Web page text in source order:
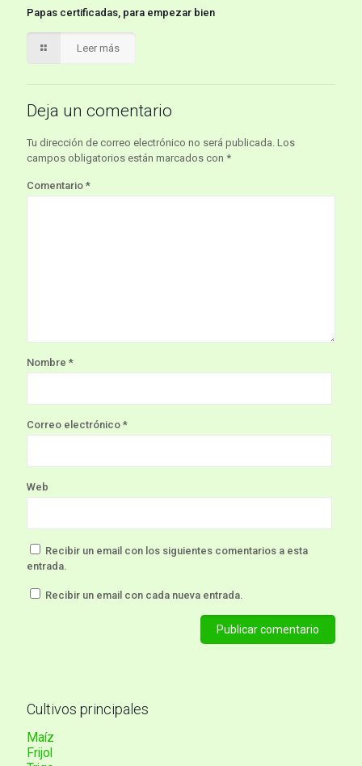
Papas certificadas, para empezar bien
Leer más
Deja un comentario
Tu dirección de correo electrónico no será publicada. Los
campos obligatorios están marcados con *
Comentario *
Nombre *
Correo electrónico *
Web
Recibir un email con los siguientes comentarios a esta
entrada.
Recibir un email con cada nueva entrada.
Cultivos principales
Maíz
Frijol